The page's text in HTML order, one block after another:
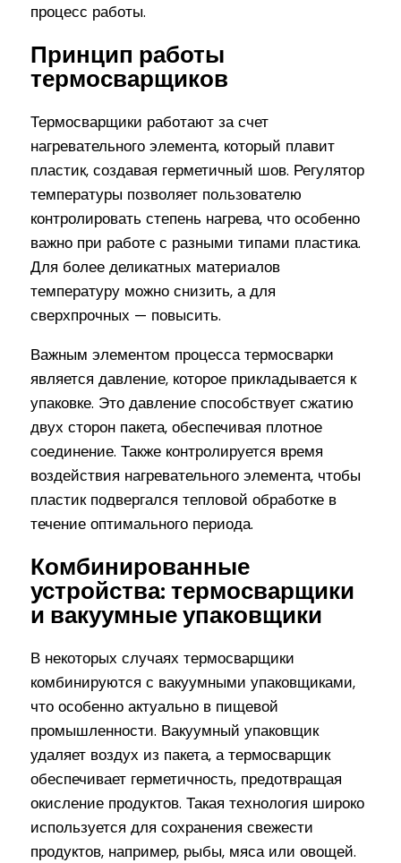
процесс работы.
Принцип работы
термосварщиков
Термосварщики работают за счет
нагревательного элемента, который плавит
пластик, создавая герметичный шов. Регулятор
температуры позволяет пользователю
контролировать степень нагрева, что особенно
важно при работе с разными типами пластика.
Для более деликатных материалов
температуру можно снизить, а для
сверхпрочных — повысить.
Важным элементом процесса термосварки
является давление, которое прикладывается к
упаковке. Это давление способствует сжатию
двух сторон пакета, обеспечивая плотное
соединение. Также контролируется время
воздействия нагревательного элемента, чтобы
пластик подвергался тепловой обработке в
течение оптимального периода.
Комбинированные
устройства: термосварщики
и вакуумные упаковщики
В некоторых случаях термосварщики
комбинируются с вакуумными упаковщиками,
что особенно актуально в пищевой
промышленности. Вакуумный упаковщик
удаляет воздух из пакета, а термосварщик
обеспечивает герметичность, предотвращая
окисление продуктов. Такая технология широко
используется для сохранения свежести
продуктов, например, рыбы, мяса или овощей.